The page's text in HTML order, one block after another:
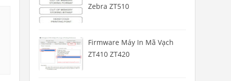
Zebra ZT510
Firmware Máy In Mã Vạch
ZT410 ZT420